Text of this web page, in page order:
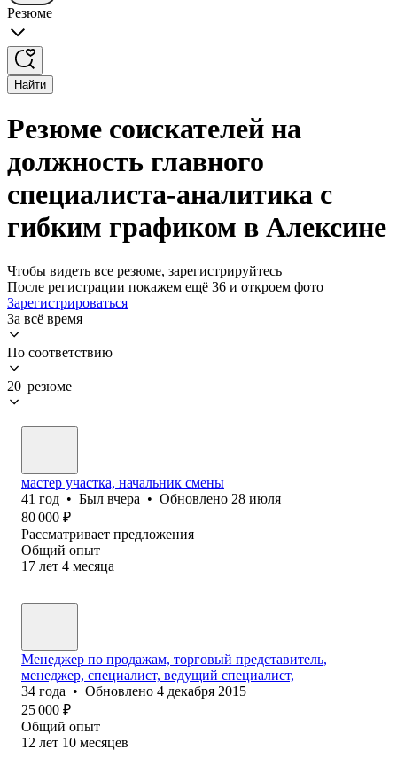
Резюме
Найти
Резюме соискателей на
должность главного
специалиста-аналитика с
гибким графиком в Алексине
Чтобы видеть все резюме, зарегистрируйтесь
После регистрации покажем ещё 36 и откроем фото
Зарегистрироваться
За всё время
По соответствию
20 резюме
мастер участка, начальник смены
41 год • Был вчера • Обновлено 28 июля
80 000 ₽
Рассматривает предложения
Общий опыт
17 лет 4 месяца
Менеджер по продажам, торговый представитель,
менеджер, специалист, ведущий специалист,
34 года • Обновлено 4 декабря 2015
25 000 ₽
Общий опыт
12 лет 10 месяцев